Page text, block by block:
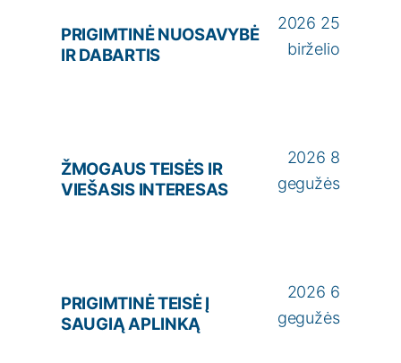
PRIGIMTINĖ NUOSAVYBĖ
IR DABARTIS
2026 25
birželio
ŽMOGAUS TEISĖS IR
VIEŠASIS INTERESAS
2026 8
gegužės
PRIGIMTINĖ TEISĖ Į
SAUGIĄ APLINKĄ
2026 6
gegužės